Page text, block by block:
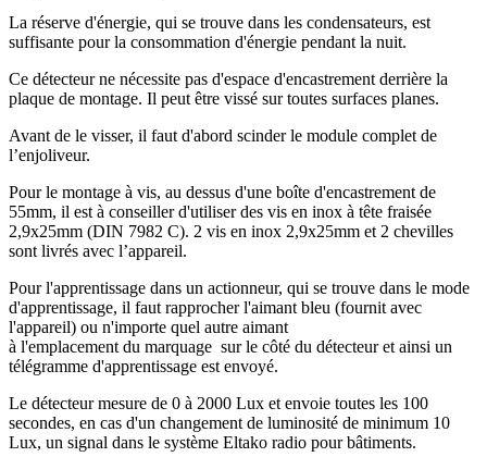
La réserve d'énergie, qui se trouve dans les condensateurs, est
suffisante pour la consommation d'énergie pendant la nuit.
Ce détecteur ne nécessite pas d'espace d'encastrement derrière la
plaque de montage. Il peut être vissé sur toutes surfaces planes.
Avant de le visser, il faut d'abord scinder le module complet de
l’enjoliveur.
Pour le montage à vis, au dessus d'une boîte d'encastrement de
55mm, il est à conseiller d'utiliser des vis en inox à tête fraisée
2,9x25mm (DIN 7982 C). 2 vis en inox 2,9x25mm et 2 chevilles
sont livrés avec l’appareil.
Pour l'apprentissage dans un actionneur, qui se trouve dans le mode
d'apprentissage, il faut rapprocher l'aimant bleu (fournit avec
l'appareil) ou n'importe quel autre aimant
à l'emplacement du marquage sur le côté du détecteur et ainsi un
télégramme d'apprentissage est envoyé.
Le détecteur mesure de 0 à 2000 Lux et envoie toutes les 100
secondes, en cas d'un changement de luminosité de minimum 10
Lux, un signal dans le système Eltako radio pour bâtiments.